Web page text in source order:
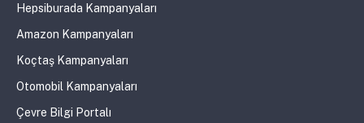
Hepsiburada Kampanyaları
Amazon Kampanyaları
Koçtaş Kampanyaları
Otomobil Kampanyaları
Çevre Bilgi Portalı